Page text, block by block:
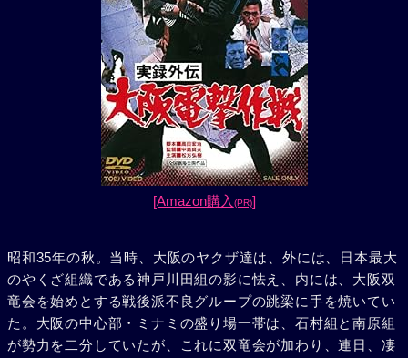
[Amazon購入 (PR)]
昭和35年の秋。当時、大阪のヤクザ達は、外には、日本最大
のやくざ組織である神戸川田組の影に怯え、内には、大阪双
竜会を始めとする戦後派不良グループの跳梁に手を焼いてい
た。大阪の中心部・ミナミの盛り場一帯は、石村組と南原組
が勢力を二分していたが、これに双竜会が加わり、連日、凄